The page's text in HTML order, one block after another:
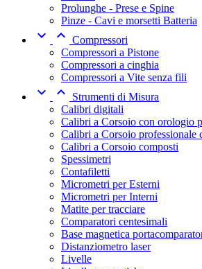
Prolunghe - Prese e Spine
Pinze - Cavi e morsetti Batteria
  Compressori
Compressori a Pistone
Compressori a cinghia
Compressori a Vite senza fili
 
Strumenti di Misura
Calibri digitali
Calibri a Corsoio con orologio
Calibri a Corsoio professionale
Calibri a Corsoio composti
Spessimetri
Contafiletti
Micrometri per Esterni
Micrometri per Interni
Matite per tracciare
Comparatori centesimali
Base magnetica
Distanziometro laser
Livelle